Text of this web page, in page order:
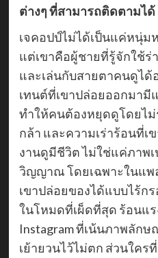
ต่างๆ ที่สามารถติดตามได้
เจคอปป์ไม่ได้เป็นแค่หนุ่
แต่เขาคือผู้ชายที่รู้จักใช้
และเล่นกับสายตาคนดูได้
เทนต์ที่เขาปล่อยออกมามี
ทำให้คนต้องหยุดดูโดยไม่
กล้า และความเร่าร้อนที่เ
งานดูมีชีวิต ไม่ใช่แค่ภาพ
วิญญาณ โดยเฉพาะในแพ
เขาปล่อยของได้แบบไร้ก
ในโหมดที่เผ็ดที่สุด ร้อนแ
Instagram ที่เน้นภาพลัก
เย้ายวนไว้ไม่ตก ส่วนใค